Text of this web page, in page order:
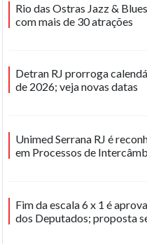
Rio das Ostras Jazz &
com mais de 30 atrações
Detran RJ prorroga
de 2026; veja novas datas
Unimed Serrana RJ é
em Processos de
Fim da escala 6 x 1 é
dos Deputados; proposta